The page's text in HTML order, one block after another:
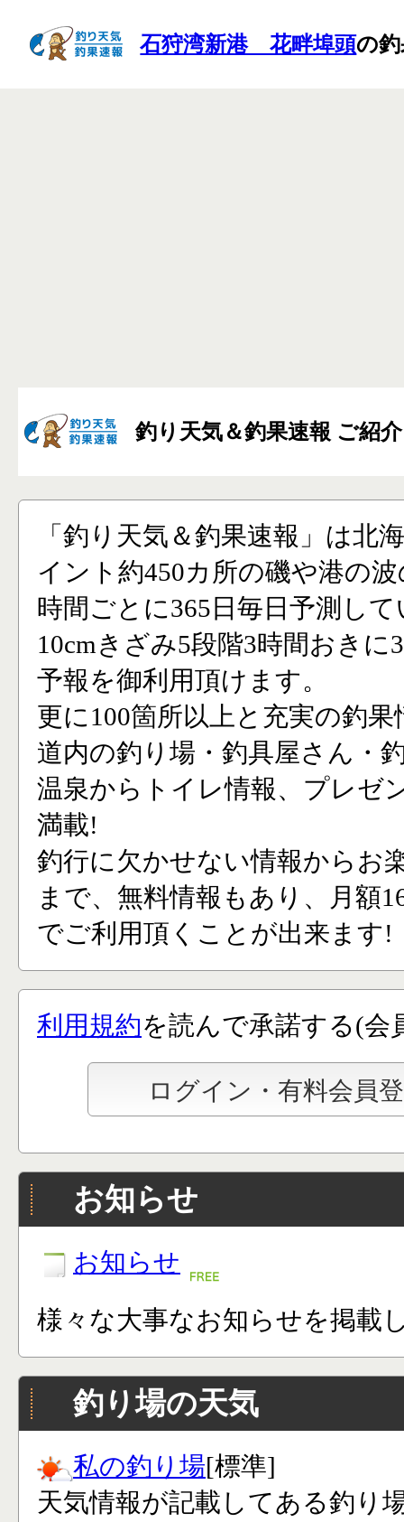
石狩湾新港 花畔埠頭の
釣り天気＆釣果速報 ご紹介
「釣り天気＆釣果速報」は北
イント約450カ所の磯や港の
時間ごとに365日毎日予測し
10cmきざみ5段階3時間おきに
予報を御利用頂けます。
更に100箇所以上と充実の釣果
道内の釣り場・釣具屋さん・
温泉からトイレ情報、プレゼ
満載!
釣行に欠かせない情報からお
まで、無料情報もあり、月額
でご利用頂くことが出来ます!
利用規約を読んで承諾する(会
お知らせ
お知らせ
様々な大事なお知らせを掲載
釣り場の天気
私の釣り場[標準]
天気情報が記載してある釣り